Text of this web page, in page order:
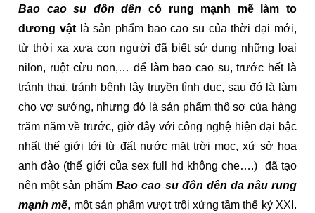
Bao cao su đôn dên có rung mạnh mẽ làm to
dương vậtlà sản phẩm bao cao su của thời đại mới,
từ thời xa xưa con người đã biết sử dụng những loại
nilon, ruột cừu non,… để làm bao cao su, trước hết là
tránh thai, tránh bệnh lây truyền tình dục, sau đó là làm
cho vợ sướng, nhưng đó là sản phẩm thô sơ của hàng
trăm năm về trước, giờ đây với công nghệ hiện đại bậc
nhất thế giới tới từ đất nước mặt trời mọc, xứ sở hoa
anh đào (thế giới của sex full hd không che….) đã tạo
nên một sản phẩmBao cao su đôn dên da nâu rung
mạnh mẽ, một sản phẩm vượt trội xứng tầm thế kỷ XXI.